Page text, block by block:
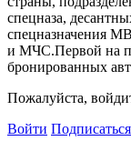
спецназа,
спецназначения
и МЧС.Первой на
бронированных
Пожалуйста,
Войти Подписаться